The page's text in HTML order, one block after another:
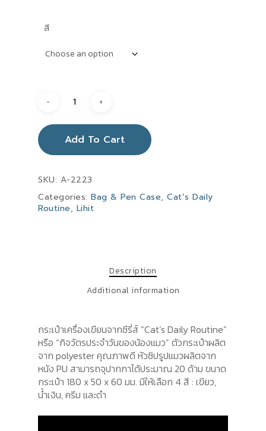
สี
Add To Cart
SKU: A-2223
Categories: Bag & Pen Case, Cat’s Daily
Routine, Lihit
Description
Additional information
กระเป๋าเครื่องเขียนจากซีรี่ส์ “Cat’s Daily Routine”
หรือ “กิจวัตรประจำวันของน้องแมว” ตัวกระเป๋าผลิต
จาก polyester คุณภาพดี หัวซิปรูปแมวผลิตจาก
หนัง PU สามารถจุปากกาได้ประมาณ 20 ด้าม ขนาด
กระเป๋า 180 x 50 x 60 มม. มีให้เลือก 4 สี : เขียว,
น้ำเงิน, ครีม และดำ